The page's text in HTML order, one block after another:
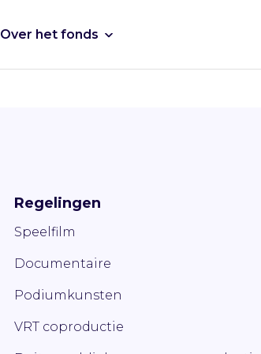
Over het fonds
Regelingen
Speelfilm
Documentaire
Podiumkunsten
VRT coproductie